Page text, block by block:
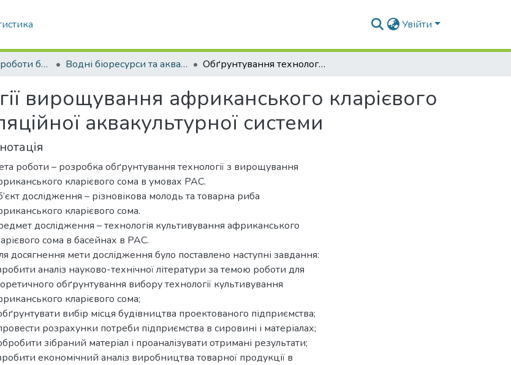
Увійти
Кваліфікаційні роботи бакалаврів Водні біоресурси та аквакультура Обґрунтування технології вирощування африканського кларієвого сома в умовах ре циркуляційної аквакультурної системи
вирощування африканського кларієвого
аквакультурної системи
роботи – розробка обґрунтування технології з вирощування
кларієвого сома в умовах РАС.
дослідження – різновікова молодь та товарна риба
кларієвого сома.
дослідження – технологія культивування африканського
сома в басейнах в РАС.
досягнення мети дослідження було поставлено наступні завдання:
аналіз науково-технічної літератури за темою роботи для
обґрунтування вибору технології культивування
кларієвого сома;
вибір місця будівництва проектованого підприємства;
розрахунки потреби підприємства в сировині і матеріалах;
зібраний матеріал і проаналізувати отримані результати;
економічний аналіз виробництва товарної продукції в